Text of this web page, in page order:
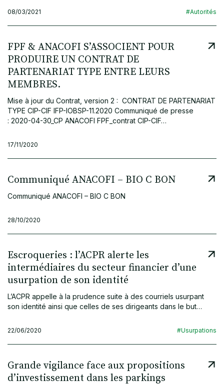
08/03/2021 #Autorités
FPF & ANACOFI S’ASSOCIENT POUR
PRODUIRE UN CONTRAT DE
PARTENARIAT TYPE ENTRE LEURS
MEMBRES.
Mise à jour du Contrat, version 2 : CONTRAT DE PARTENARIAT
TYPE CIP-CIF IFP-IOBSP-11.2020 Communiqué de presse
: 2020-04-30_CP ANACOFI FPF_contrat CIP-CIF…
17/11/2020
Communiqué ANACOFI – BIO C BON
Communiqué ANACOFI – BIO C BON
28/10/2020
Escroqueries : l’ACPR alerte les
intermédiaires du secteur financier d’une
usurpation de son identité
L’ACPR appelle à la prudence suite à des courriels usurpant
son identité ainsi que celles de ses dirigeants dans le but…
22/06/2020 #Usurpations
Grande vigilance face aux propositions
d’investissement dans les parkings